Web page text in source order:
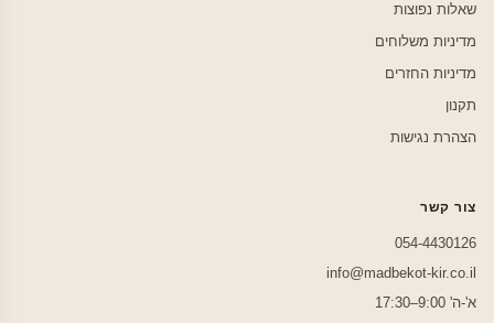
שאלות נפוצות
מדיניות משלוחים
מדיניות החזרים
תקנון
הצהרת נגישות
צור קשר
054-4430126
info@madbekot-kir.co.il
א'-ה' 9:00–17:30